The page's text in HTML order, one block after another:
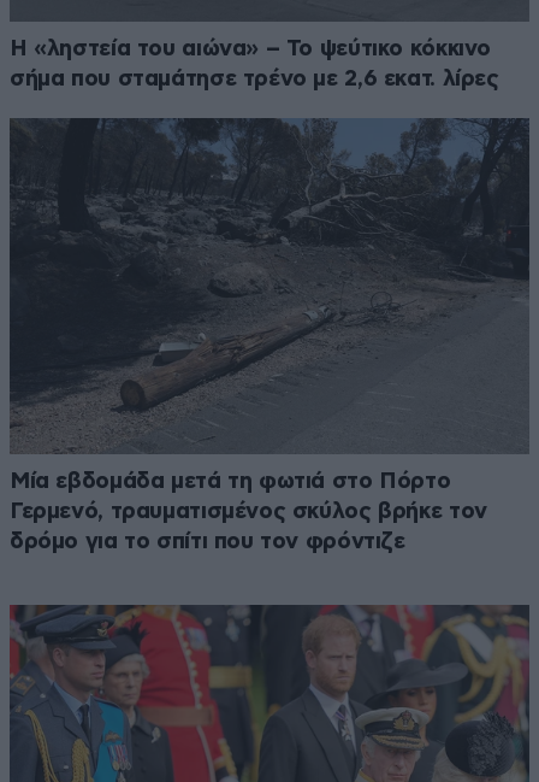
Η «ληστεία του αιώνα» – Το ψεύτικο κόκκινο
σήμα που σταμάτησε τρένο με 2,6 εκατ. λίρες
Μία εβδομάδα μετά τη φωτιά στο Πόρτο
Γερμενό, τραυματισμένος σκύλος βρήκε τον
δρόμο για το σπίτι που τον φρόντιζε